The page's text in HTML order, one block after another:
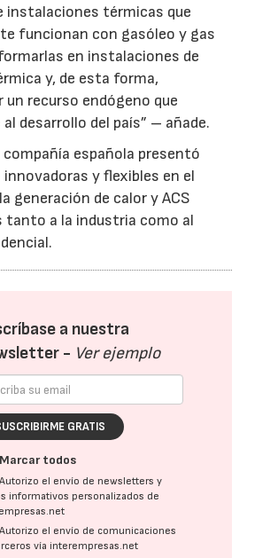
instalaciones térmicas que
funcionan con gasóleo y gas
en instalaciones de
y, de esta forma,
un recurso endógeno que
desarrollo del país” – añade.
compañía española presentó
y flexibles en el
generación de calor y ACS
tanto a la industria como al
a nuestra
- Ver ejemplo
GRATIS
Marcar todos
Autorizo el envío de newsletters y
informativos personalizados de
Autorizo el envío de comunicaciones
vía interempresas.net